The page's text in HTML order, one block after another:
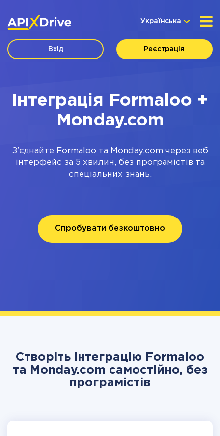
Українська
Вхід Реєстрація
Інтеграція Formaloo +
Monday.com
З'єднайте Formaloo та Monday.com через веб
інтерфейс за 5 хвилин, без програмістів та
спеціальних знань.
Спробувати безкоштовно
Створіть інтеграцію Formaloo
та Monday.com самостійно, без
програмістів